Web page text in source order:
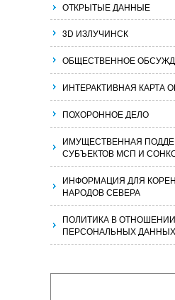
ОТКРЫТЫЕ ДАННЫЕ
3D ИЗЛУЧИНСК
ОБЩЕСТВЕННОЕ
ИНТЕРАКТИВНАЯ КАРТА
ПОХОРОННОЕ ДЕЛО
ИМУЩЕСТВЕННАЯ
СУБЪЕКТОВ МСП И
ИНФОРМАЦИЯ ДЛЯ
НАРОДОВ СЕВЕРА
ПОЛИТИКА В
ПЕРСОНАЛЬНЫХ ДАННЫХ